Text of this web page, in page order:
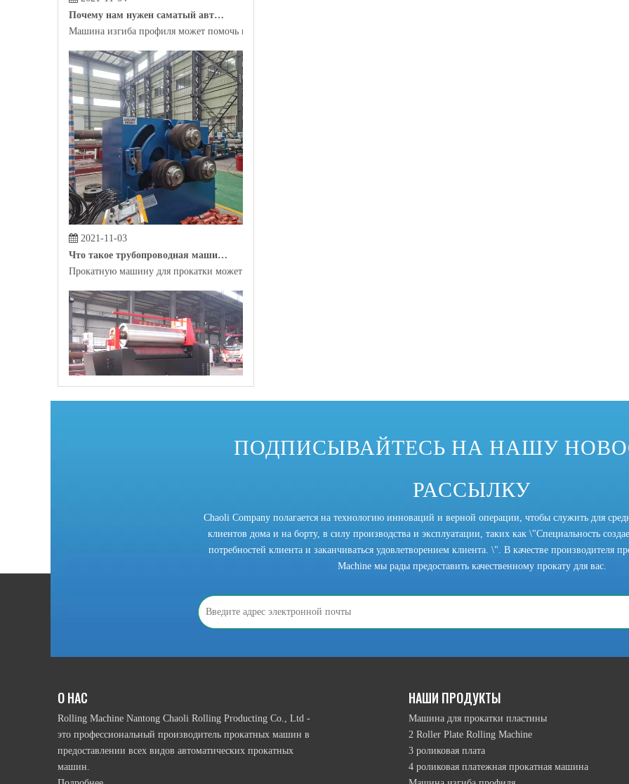
Машина изгиба профиля может помочь производителям проводить массовое производство, которое не только повышает
2021-11-03
Прокатную машину для прокатки может помочь сырье, реализовать изменение формы спроса на продукцию, поэтому он
В качестве инструмента для автоматизированного производства были широко использованы изгибающие машины профиля.
ПОДПИСЫВАЙТЕСЬ НА НАШУ
РАССЫЛКУ
Chaoli Company полагается на технологию инноваций и верной операции, чтобы служить для
клиентов дома и на борту, в силу производства и эксплуатации, таких как \"Специальность
потребностей клиента и заканчиваться удовлетворением клиента. \". В качестве производителя
Machine мы рады предоставить качественному прокату для вас.
О НАС
Rolling Machine Nantong Chaoli Rolling Producting Co., Ltd -
это профессиональный производитель прокатных машин в
предоставлении всех видов автоматических прокатных
машин.
НАШИ ПРОДУКТЫ
Машина для прокатки пластины
2 Roller Plate Rolling Machine
3 роликовая плата
4 роликовая платежная прокатная машина